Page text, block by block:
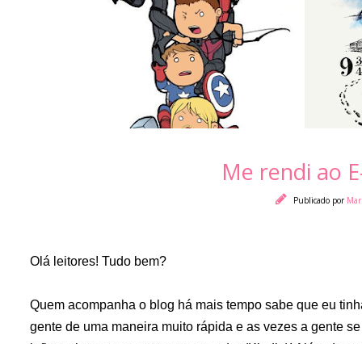
Me rendi ao
Publicado por
Olá leitores! Tudo bem?
Quem acompanha o blog há mais tempo sabe que eu
gente de uma maneira muito rápida e as vezes a gente